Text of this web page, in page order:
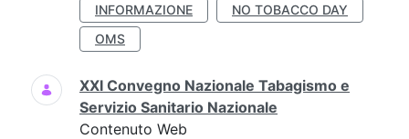
INFORMAZIONE
NO TOBACCO DAY
OMS
XXI Convegno Nazionale Tabagismo e
Servizio Sanitario Nazionale
Contenuto Web